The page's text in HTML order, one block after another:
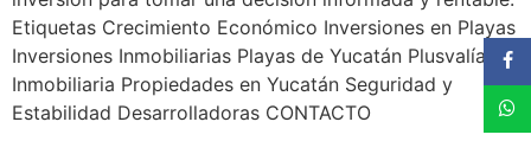
Etiquetas Crecimiento Económico Inversiones en Playas
Inversiones Inmobiliarias Playas de Yucatán Plusvalía
Inmobiliaria Propiedades en Yucatán Seguridad y
Estabilidad Desarrolladoras CONTACTO